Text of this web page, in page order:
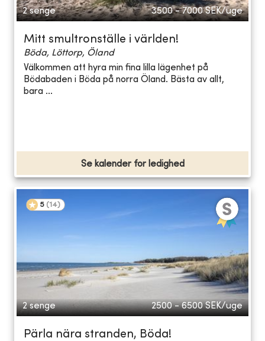
2 senge 3500 - 7000 SEK/uge
Mitt smultronställe i världen!
Böda, Löttorp, Öland
Välkommen att hyra min fina lilla lägenhet på
Bödabaden i Böda på norra Öland. Bästa av allt,
bara ...
Se kalender for ledighed
5 (14)
2 senge 2500 - 6500 SEK/uge
Pärla nära stranden, Böda!